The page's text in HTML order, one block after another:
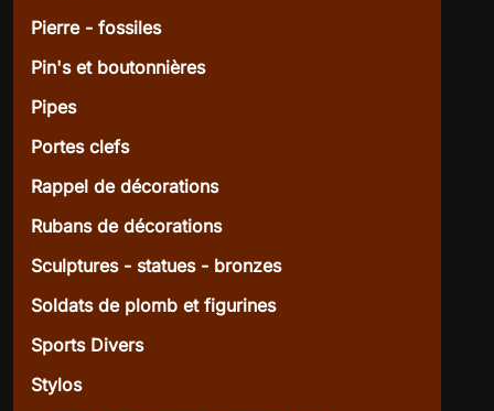
Pierre - fossiles
Pin's et boutonnières
Pipes
Portes clefs
Rappel de décorations
Rubans de décorations
Sculptures - statues - bronzes
Soldats de plomb et figurines
Sports Divers
Stylos